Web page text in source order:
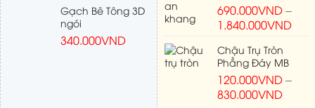
Gạch Bê Tông 3D
ngói
340.000VND
690.000VND–
1.840.000VND
Chậu Trụ Tròn
Phẳng Đáy MB
120.000VND–
830.000VND